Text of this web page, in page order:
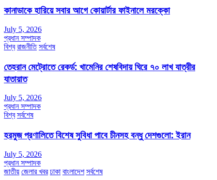
কানাডাকে হারিয়ে সবার আগে কোয়ার্টার ফাইনালে মরক্কো
July 5, 2026
প্রধান সম্পাদক
বিশ্ব রাজনীতি সর্বশেষ
তেহরান মেট্রোতে রেকর্ড: খামেনির শেষবিদায় ঘিরে ৭০ লাখ যাত্রীর
যাতায়াত
July 5, 2026
প্রধান সম্পাদক
বিশ্ব সর্বশেষ
হরমুজ প্রণালিতে বিশেষ সুবিধা পাবে চীনসহ বন্ধু দেশগুলো: ইরান
July 5, 2026
প্রধান সম্পাদক
জাতীয় জেলার খবর ঢাকা বাংলাদেশ সর্বশেষ